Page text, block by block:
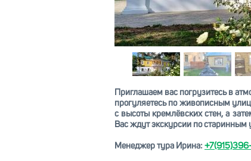
Приглашаем вас погрузитесь в
прогуляетесь по живописным
с высоты кремлёвских стен, а
Вас ждут экскурсии по старинным
Менеджер тура Ирина: